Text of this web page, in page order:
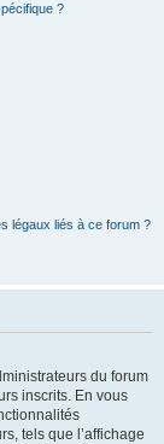
?
légaux liés à ce forum ?
du forum
inscrits. En vous
tels que l’affichage